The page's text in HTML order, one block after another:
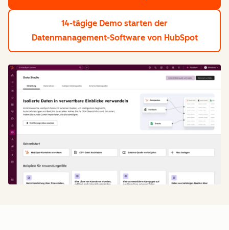
14-tägige Demo starten der
Datenmanagement-Software von HubSpot